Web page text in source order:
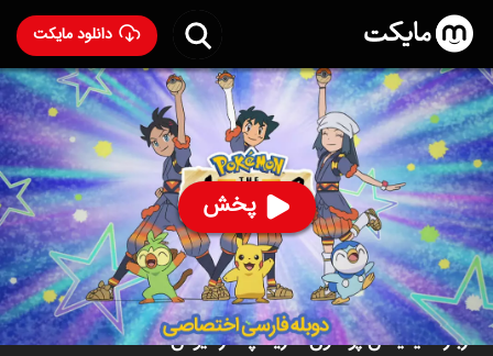
دانلود مایکت
پخش
انیمیشن پوکمون: تاریخچه آرسیوس با دوبله فارسی-
Pokémon: The Arceus Chronicles 2022
۴۰۵ 87% ۵.۳
ساخت ژاپن سال 2022
رده سنی ۷+
انیمیشن
اکشن
درباره انیمیشن پوکمون: تاریخچه آرسیوس